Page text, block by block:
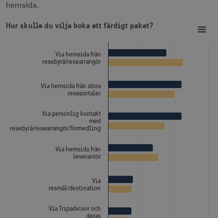
hemsida.
Hur skulle du vilja boka ett färdigt paket?
Bar chart with 2 data series.
View as data table, Hur skulle du vilja boka ett färdigt paket?
The chart has 1 Y axis displaying Procent, flervalsfråga.
Via hemsida från
resebyrå/researrangör
Via hemsida från stora
reseportaler
Via personlig kontakt
med
resebyrå/researrangör/förmedling
Via hemsida från
leverantör
Via
resmål/destination
Via Tripadvisor och
deras
CookieScriptConsent
CookieScript
corporate.visitsweden.com
__cf_bm
Cloudflare Inc.
receive-cookie-
.adnxs.com